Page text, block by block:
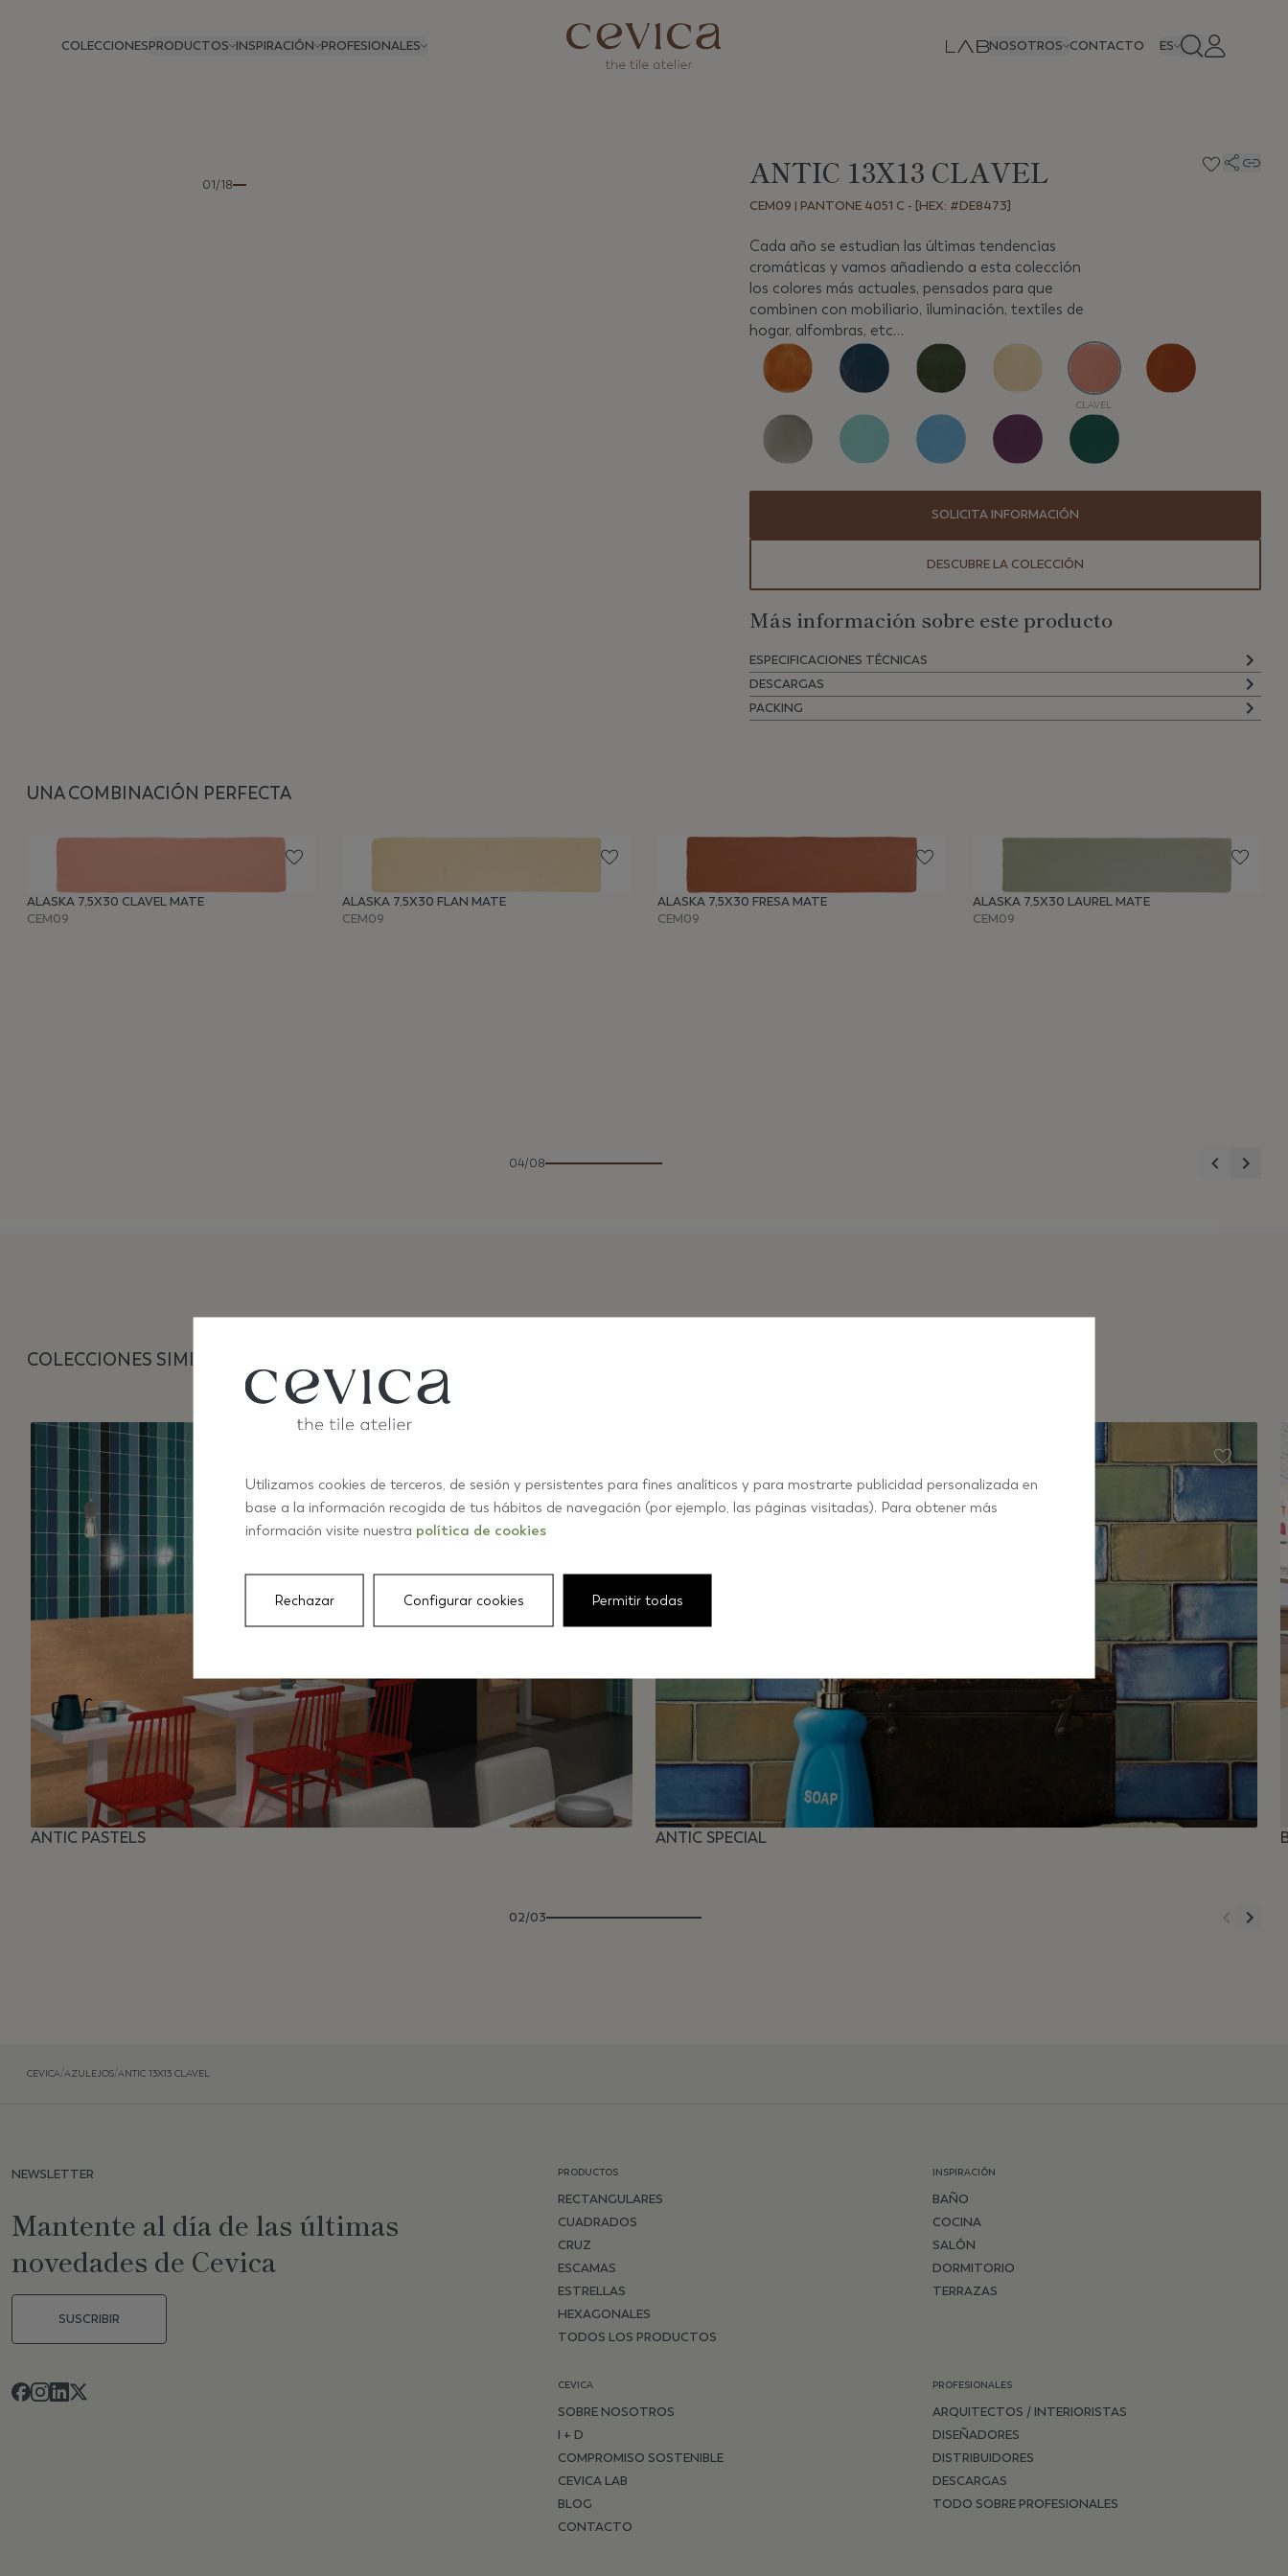
COLECCIONESPRODUCTOS INSPIRACIÓN PROFESIONALES NOSOTROS CONTACTO ES
01/18 ANTIC 13X13 CLAVEL
CEM09 | PANTONE 4051 C - [HEX: #DE8473]
Cada año se estudian las últimas tendencias
cromáticas y vamos añadiendo a esta colección
los colores más actuales, pensados para que
combinen con mobiliario, iluminación, textiles de
hogar, alfombras, etc…
CLAVEL
SOLICITA INFORMACIÓN
DESCUBRE LA COLECCIÓN
Más información sobre este producto
ESPECIFICACIONES TÉCNICAS
DESCARGAS
PACKING
UNA COMBINACIÓN PERFECTA
ALASKA 7,5X30 CLAVEL MATE
CEM09
ALASKA 7,5X30 FLAN MATE
CEM09
ALASKA 7,5X30 FRESA MATE
CEM09
ALASKA 7,5X30 LAUREL MATE
CEM09
04/08 Anterior
COLECCIONES SIMILARES
ANTIC PASTELS ANTIC SPECIAL
02/03
CEVICA/AZULEJOS/ANTIC 13X13 CLAVEL
NEWSLETTER
Mantente al día de las últimas
novedades de Cevica
SUSCRIBIR
PRODUCTOS
RECTANGULARES
CUADRADOS
CRUZ
ESCAMAS
ESTRELLAS
HEXAGONALES
TODOS LOS PRODUCTOS
INSPIRACIÓN
BAÑO
COCINA
SALÓN
DORMITORIO
TERRAZAS
CEVICA
SOBRE NOSOTROS
I + D
COMPROMISO SOSTENIBLE
CEVICA LAB
BLOG
CONTACTO
PROFESIONALES
ARQUITECTOS / INTERIORISTAS
DISEÑADORES
DISTRIBUIDORES
DESCARGAS
TODO SOBRE PROFESIONALES
Utilizamos cookies de terceros, de sesión y persistentes para fines analíticos y para mostrarte publicidad personalizada en
base a la información recogida de tus hábitos de navegación (por ejemplo, las páginas visitadas). Para obtener más
información visite nuestra política de cookies
Rechazar Configurar cookies Permitir todas